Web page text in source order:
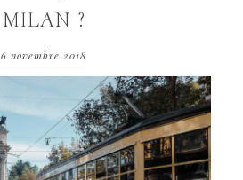
MILAN ?
6 novembre 2018